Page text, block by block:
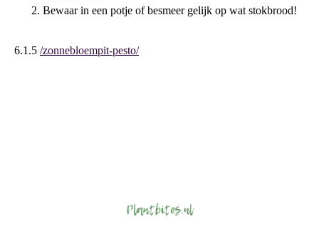
Bewaar in een potje of besmeer gelijk op wat stokbrood!
6.1.5 /zonnebloempit-pesto/